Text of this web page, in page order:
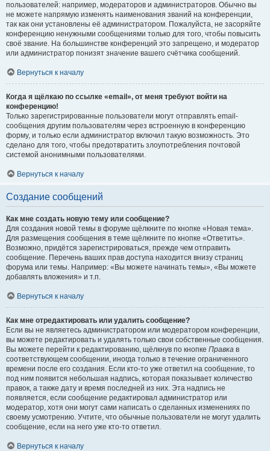
пользователей: например, модераторов и администраторов. Обычно вы
не можете напрямую изменять наименования званий на конференции,
так как они установлены её администратором. Пожалуйста, не засоряйте
конференцию ненужными сообщениями только для того, чтобы повысить
своё звание. На большинстве конференций это запрещено, и модератор
или администратор понизят значение вашего счётчика сообщений.
Вернуться к началу
Когда я щёлкаю по ссылке «email», от меня требуют войти на
конференцию!
Только зарегистрированные пользователи могут отправлять email-
сообщения другим пользователям через встроенную в конференцию
форму, и только если администратор включил такую возможность. Это
сделано для того, чтобы предотвратить злоупотребления почтовой
системой анонимными пользователями.
Вернуться к началу
Создание сообщений
Как мне создать новую тему или сообщение?
Для создания новой темы в форуме щёлкните по кнопке «Новая тема».
Для размещения сообщения в теме щёлкните по кнопке «Ответить».
Возможно, придётся зарегистрироваться, прежде чем отправить
сообщение. Перечень ваших прав доступа находится внизу страниц
форума или темы. Например: «Вы можете начинать темы», «Вы можете
добавлять вложения» и т.п.
Вернуться к началу
Как мне отредактировать или удалить сообщение?
Если вы не являетесь администратором или модератором конференции,
вы можете редактировать и удалять только свои собственные сообщения.
Вы можете перейти к редактированию, щёлкнув по кнопке Правка в
соответствующем сообщении, иногда только в течение ограниченного
времени после его создания. Если кто-то уже ответил на сообщение, то
под ним появится небольшая надпись, которая показывает количество
правок, а также дату и время последней из них. Эта надпись не
появляется, если сообщение редактировал администратор или
модератор, хотя они могут сами написать о сделанных изменениях по
своему усмотрению. Учтите, что обычные пользователи не могут удалить
сообщение, если на него уже кто-то ответил.
Вернуться к началу